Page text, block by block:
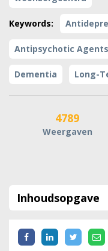
Keywords:
Antipsychotic Agents
Dementia Long-
4789
Weergaven
Inhoudsopgave